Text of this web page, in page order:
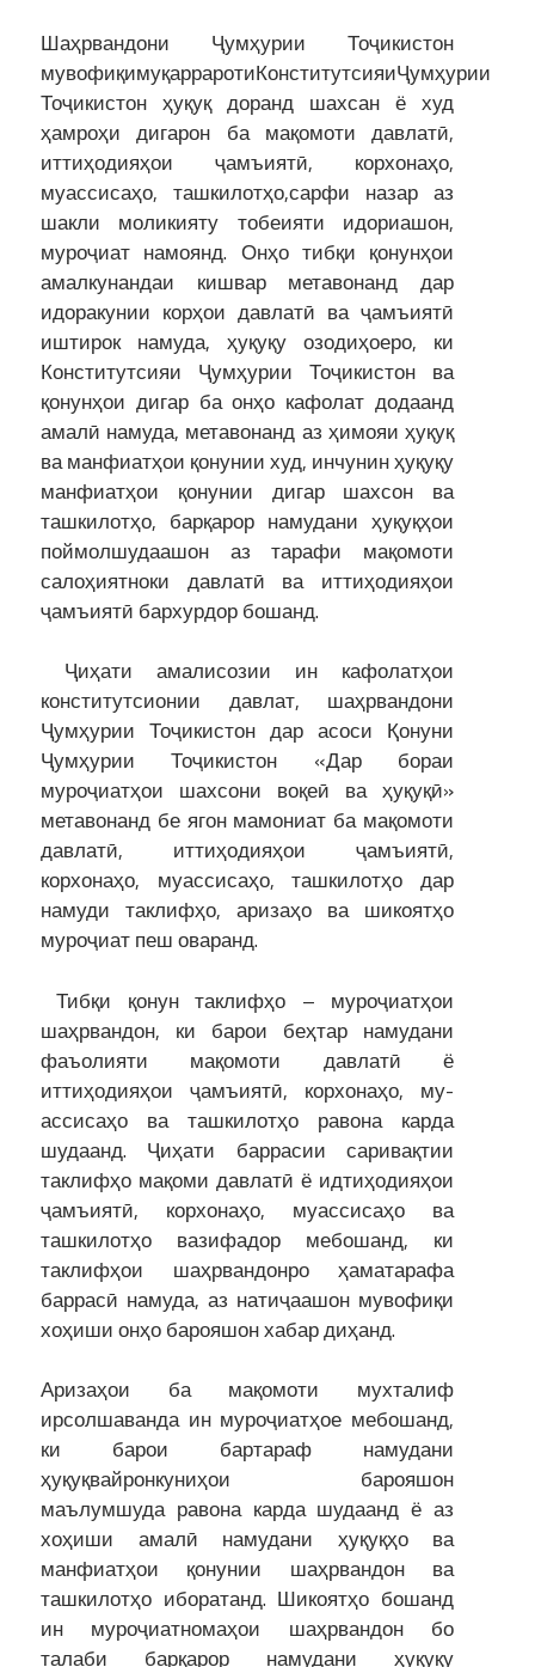
Шаҳрвандони Ҷумҳурии Тоҷикистон
мувофиқимуқарраротиКонститутсияиҶумҳурии
Тоҷикистон ҳуқуқ доранд шахсан ё худ
ҳамроҳи дигарон ба мақомоти дав­латӣ,
иттиҳодияҳои ҷамъиятӣ, корхонаҳо,
муассисаҳо, ташкилотҳо,сар­фи назар аз
шакли моликияту тобеияти идориашон,
муроҷиат намоянд. Онҳо тибқи қонунҳои
амалкунандаи кишвар метавонанд дар
идоракунии корҳои дав­латӣ ва ҷамъиятӣ
иштирок намуда, ҳуқуқу озодиҳоеро, ки
Конститутсияи Ҷумҳурии Тоҷикистон ва
қонунҳои дигар ба онҳо кафолат додаанд
амалӣ на­муда, метавонанд аз ҳимояи ҳуқуқ
ва манфиатҳои қонунии худ, инчунин ҳуқуқу
манфиатҳои қонунии дигар шахсон ва
ташкилотҳо, барқарор намудани ҳуқуқҳои
поймолшудаашон аз тарафи мақомоти
салоҳиятноки давлатӣ ва иттиҳодияҳои
ҷамъиятӣ бархурдор бошанд.
Ҷиҳати амалисозии ин кафолатҳои
конститутсионии давлат, шаҳрвандони
Ҷумҳурии Тоҷикистон дар асоси Қонуни
Ҷумҳурии Тоҷикистон «Дар бораи
муроҷиатҳои шахсони воқеӣ ва ҳуқуқӣ»
метавонанд бе ягон мамониат ба мақомоти
дав­латӣ, иттиҳодияҳои ҷамъиятӣ,
корхонаҳо, муассисаҳо, ташкилотҳо дар
намуди таклифҳо, аризаҳо ва шикоятҳо
муроҷиат пеш оваранд.
Тибқи қонун таклифҳо – муроҷиатҳои
шаҳрвандон, ки барои беҳтар намудани
фаъолияти мақомоти давлатӣ ё
иттиҳодияҳои ҷамъиятӣ, корхонаҳо, му­
ассисаҳо ва ташкилотҳо равона карда
шудаанд. Ҷиҳати баррасии саривақтии
таклифҳо мақоми давлатӣ ё идтиҳодияҳои
ҷамъиятӣ, корхонаҳо, муассисаҳо ва
ташкилотҳо вазифадор мебошанд, ки
таклифҳои шаҳрвандонро ҳаматарафа
баррасӣ намуда, аз натиҷаашон мувофиқи
хоҳиши онҳо барояшон хабар диҳанд.
Аризаҳои ба мақомоти мухталиф
ирсолшаванда ин муроҷиатҳое мебошанд,
ки барои бартараф намудани
ҳуқуқвайронкуниҳои барояшон
маълумшуда равона карда шудаанд ё аз
хоҳиши амалӣ намудани ҳуқуқҳо ва
манфиатҳои қонунии шаҳрвандон ва
ташкилотҳо иборатанд. Шикоятҳо бошанд
ин муроҷиатномаҳои шаҳрвандон бо
талаби барқарор намудани ҳуқуқу